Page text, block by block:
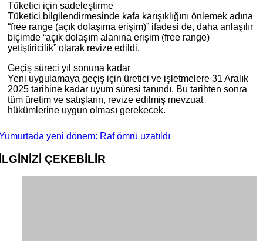
Tüketici için sadeleştirme
Tüketici bilgilendirmesinde kafa karışıklığını önlemek adına
“free range (açık dolaşıma erişim)” ifadesi de, daha anlaşılır
biçimde “açık dolaşım alanına erişim (free range)
yetiştiricilik” olarak revize edildi.
Geçiş süreci yıl sonuna kadar
Yeni uygulamaya geçiş için üretici ve işletmelere 31 Aralık
2025 tarihine kadar uyum süresi tanındı. Bu tarihten sonra
tüm üretim ve satışların, revize edilmiş mevzuat
hükümlerine uygun olması gerekecek.
yeni dönem: Raf ömrü uzatıldı
ÇEKEBİLİR